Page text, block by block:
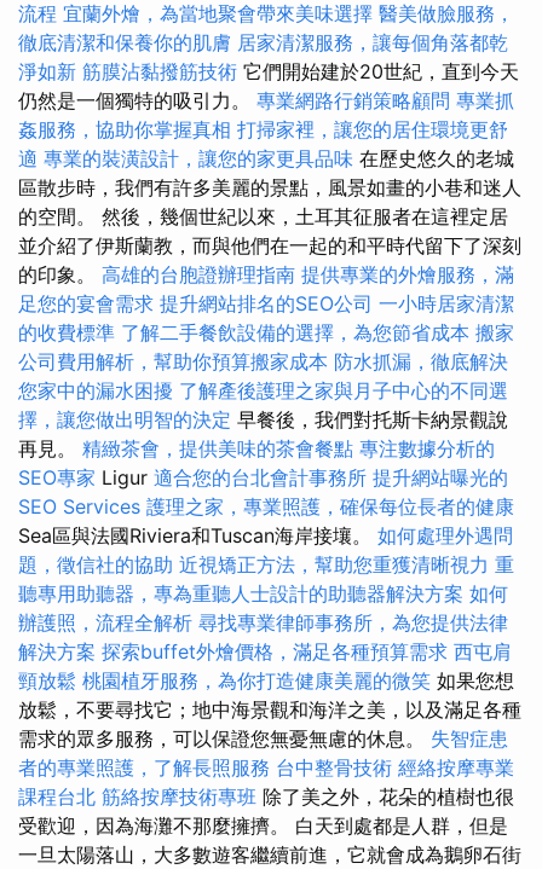
流程 宜蘭外燴，為當地聚會帶來美味選擇 醫美做臉服務，
徹底清潔和保養你的肌膚 居家清潔服務，讓每個角落都乾
淨如新 筋膜沾黏撥筋技術 它們開始建於20世紀，直到今天
仍然是一個獨特的吸引力。 專業網路行銷策略顧問 專業抓
姦服務，協助你掌握真相 打掃家裡，讓您的居住環境更舒
適 專業的裝潢設計，讓您的家更具品味 在歷史悠久的老城
區散步時，我們有許多美麗的景點，風景如畫的小巷和迷人
的空間。 然後，幾個世紀以來，土耳其征服者在這裡定居
並介紹了伊斯蘭教，而與他們在一起的和平時代留下了深刻
的印象。 高雄的台胞證辦理指南 提供專業的外燴服務，滿
足您的宴會需求 提升網站排名的SEO公司 一小時居家清潔
的收費標準 了解二手餐飲設備的選擇，為您節省成本 搬家
公司費用解析，幫助你預算搬家成本 防水抓漏，徹底解決
您家中的漏水困擾 了解產後護理之家與月子中心的不同選
擇，讓您做出明智的決定 早餐後，我們對托斯卡納景觀說
再見。 精緻茶會，提供美味的茶會餐點 專注數據分析的
SEO專家 Ligur 適合您的台北會計事務所 提升網站曝光的
SEO Services 護理之家，專業照護，確保每位長者的健康
Sea區與法國Riviera和Tuscan海岸接壤。 如何處理外遇問
題，徵信社的協助 近視矯正方法，幫助您重獲清晰視力 重
聽專用助聽器，專為重聽人士設計的助聽器解決方案 如何
辦護照，流程全解析 尋找專業律師事務所，為您提供法律
解決方案 探索buffet外燴價格，滿足各種預算需求 西屯肩
頸放鬆 桃園植牙服務，為你打造健康美麗的微笑 如果您想
放鬆，不要尋找它；地中海景觀和海洋之美，以及滿足各種
需求的眾多服務，可以保證您無憂無慮的休息。 失智症患
者的專業照護，了解長照服務 台中整骨技術 經絡按摩專業
課程台北 筋絡按摩技術專班 除了美之外，花朵的植樹也很
受歡迎，因為海灘不那麼擁擠。 白天到處都是人群，但是
一旦太陽落山，大多數遊客繼續前進，它就會成為鵝卵石街